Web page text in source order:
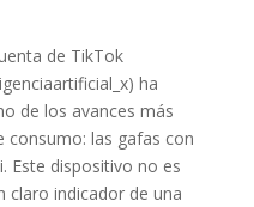
de TikTok
ha
de los avances más
consumo: las gafas con
Este dispositivo no es
claro indicador de una